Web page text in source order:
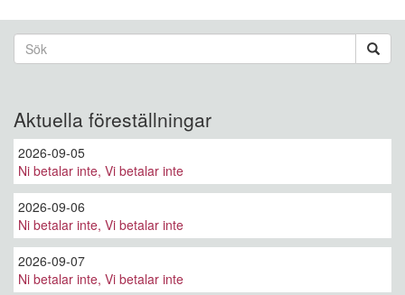
Sökformulär
Aktuella föreställningar
2026-09-05
Ni betalar inte, Vi betalar inte
2026-09-06
Ni betalar inte, Vi betalar inte
2026-09-07
Ni betalar inte, Vi betalar inte